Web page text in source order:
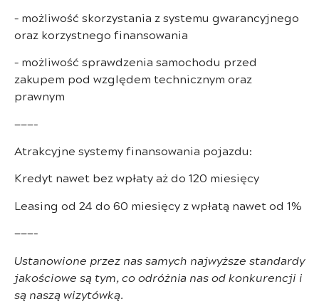
– możliwość skorzystania z systemu gwarancyjnego
oraz korzystnego finansowania
– możliwość sprawdzenia samochodu przed
zakupem pod względem technicznym oraz
prawnym
———-
Atrakcyjne systemy finansowania pojazdu:
Kredyt nawet bez wpłaty aż do 120 miesięcy
Leasing od 24 do 60 miesięcy z wpłatą nawet od 1%
———-
Ustanowione przez nas samych najwyższe standardy
jakościowe są tym, co odróżnia nas od konkurencji i
są naszą wizytówką.